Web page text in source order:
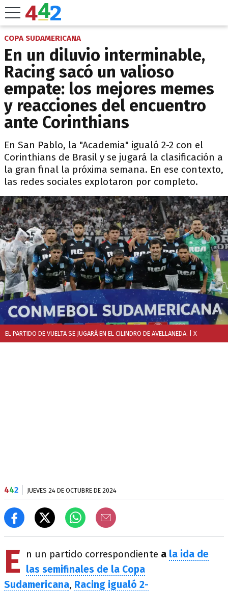
COPA SUDAMERICANA
En un diluvio interminable,
Racing sacó un valioso
empate: los mejores memes
y reacciones del encuentro
ante Corinthians
En San Pablo, la "Academia" igualó 2-2 con el
Corinthians de Brasil y se jugará la clasificación a
la gran final la próxima semana. En ese contexto,
las redes sociales explotaron por completo.
EL PARTIDO DE VUELTA SE JUGARÁ EN EL CILINDRO DE AVELLANEDA. | X
442 JUEVES 24 DE OCTUBRE DE 2024
E n un partido correspondiente a la ida de
las semifinales de la Copa
Sudamericana, Racing igualó 2-